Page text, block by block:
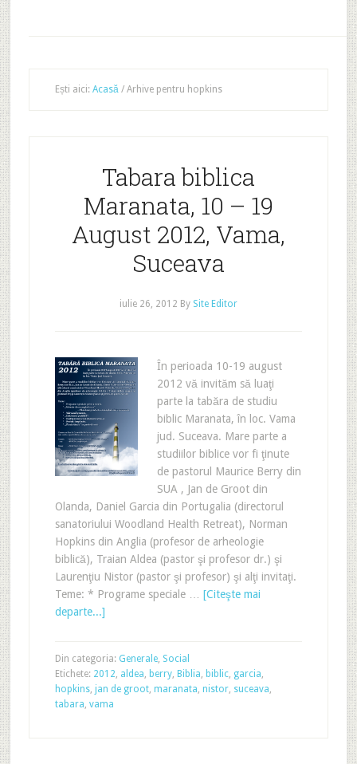
Ești aici: Acasă /Arhive pentru hopkins
Tabara biblica
Maranata, 10 – 19
August 2012, Vama,
Suceava
iulie 26, 2012 By Site Editor
În perioada 10-19 august
2012 vă invităm să luaţi
parte la tabăra de studiu
biblic Maranata, în loc. Vama
jud. Suceava. Mare parte a
studiilor biblice vor fi ţinute
de pastorul Maurice Berry din
SUA , Jan de Groot din
Olanda, Daniel Garcia din Portugalia (directorul
sanatoriului Woodland Health Retreat), Norman
Hopkins din Anglia (profesor de arheologie
biblică), Traian Aldea (pastor şi profesor dr.) şi
Laurenţiu Nistor (pastor şi profesor) şi alţi invitaţi.
Teme: * Programe speciale … [Citeşte mai
departe...]
Din categoria: Generale, Social
Etichete: 2012, aldea, berry, Biblia, biblic, garcia,
hopkins, jan de groot, maranata, nistor, suceava,
tabara, vama